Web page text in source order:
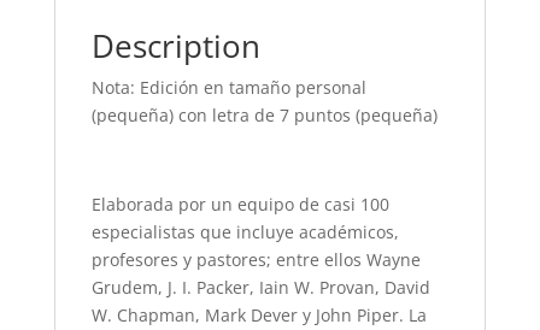
Description
Nota: Edición en tamaño personal
(pequeña) con letra de 7 puntos (pequeña)
Elaborada por un equipo de casi 100
especialistas que incluye académicos,
profesores y pastores; entre ellos Wayne
Grudem, J. I. Packer, Iain W. Provan, David
W. Chapman, Mark Dever y John Piper. La